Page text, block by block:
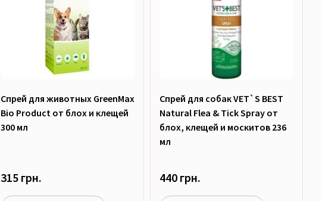
Спрей для животных GreenMax
Bio Product от блох и клещей
300 мл
315 грн.
Спрей для собак VET`S BEST
Natural Flea & Tick Spray от
блох, клещей и москитов 236
мл
440 грн.